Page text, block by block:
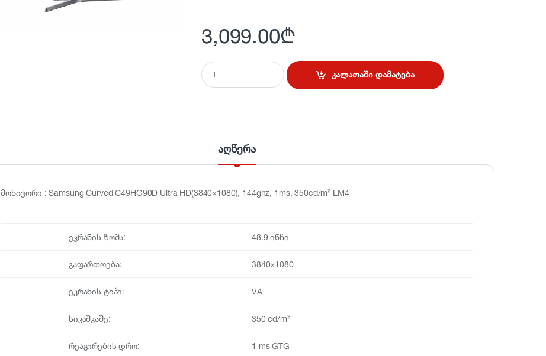
3,099.00₾
Q
u
კალათაში დამატება
აღწერა
მონიტორი : Samsung Curved C49HG90D Ultra HD(3840×1080), 144ghz, 1ms, 350cd/m² LM4
ეკრანის ზომა: 48.9 ინჩი
გაფართოება: 3840×1080
ეკრანის ტიპი: VA
სიკაშკაშე: 350 cd/m²
რეაგირების დრო: 1 ms GTG